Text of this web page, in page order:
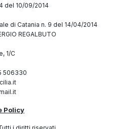
del 10/09/2014
di Catania n. 9 del 14/04/2014
REGALBUTO
1/C
506330
Policy